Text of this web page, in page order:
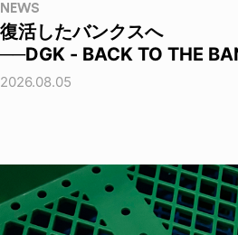
NEWS
復活したバンクスへ
──DGK - BACK TO THE
2026.08.05